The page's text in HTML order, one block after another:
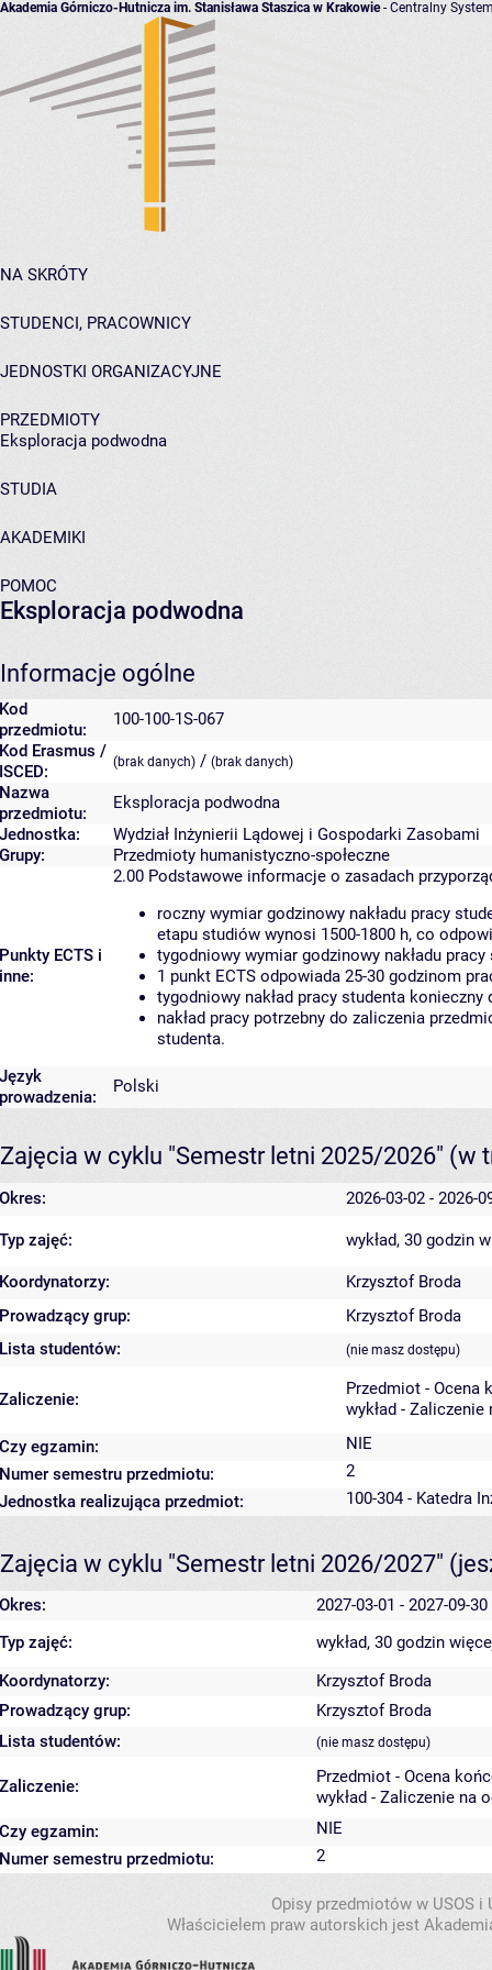
Akademia Górniczo-Hutnicza im. Stanisława Staszica w Krakowie- Centralny
NA SKRÓTY
STUDENCI, PRACOWNICY
JEDNOSTKI ORGANIZACYJNE
PRZEDMIOTY
Eksploracja podwodna
STUDIA
AKADEMIKI
POMOC
Eksploracja podwodna
Informacje ogólne
Kod
przedmiotu:
100-100-1S-067
Kod Erasmus /
ISCED:
(brak danych) / (brak danych)
Nazwa
przedmiotu:
Eksploracja podwodna
Jednostka:
Wydział Inżynierii Lądowej i Gospodarki Zasobami
Grupy:
Przedmioty humanistyczno-społeczne
Punkty ECTS i
inne:
2.00 Podstawowe informacje o zasadach
roczny wymiar godzinowy nakładu pracy
etapu studiów wynosi 1500-1800 h, co
tygodniowy wymiar godzinowy nakładu
1 punkt ECTS odpowiada 25-30 godzinom
tygodniowy nakład pracy studenta
nakład pracy potrzebny do zaliczenia
studenta.
Język
prowadzenia:
Polski
Zajęcia w cyklu "Semestr letni 2025/2026" (w
Okres: 2026-03-02 - 2026-
Typ zajęć: wykład, 30 godzin
Koordynatorzy:
Krzysztof Broda
Prowadzący grup:
Krzysztof Broda
Lista studentów:
(nie masz dostępu)
Zaliczenie:
Przedmiot - Ocena
wykład - Zaliczenie
Czy egzamin:
NIE
Numer semestru przedmiotu:
2
Jednostka realizująca przedmiot:
100-304 - Katedra
Zajęcia w cyklu "Semestr letni 2026/2027"
Okres:
2027-03-01 - 2027-09-30
Typ zajęć:
wykład, 30 godzin
Koordynatorzy:
Krzysztof Broda
Prowadzący grup:
Krzysztof Broda
Lista studentów:
(nie masz dostępu)
Zaliczenie:
Przedmiot - Ocena
wykład - Zaliczenie na
Czy egzamin:
NIE
Numer semestru przedmiotu:
2
Opisy przedmiotów w USOS
Właścicielem praw autorskich jest